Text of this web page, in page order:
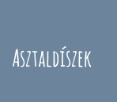
Asztaldíszek